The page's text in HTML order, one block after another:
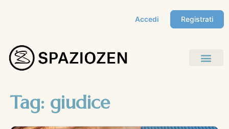
Accedi Registrati
Tag: giudice